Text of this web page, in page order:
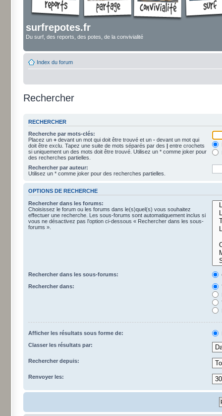
surfrepotes.fr
Du surf, des reports, des potes, de la convivialité
Index du forum
Rechercher
RECHERCHER
Recherche par mots-clés:
Placez un + devant un mot qui doit être trouvé et un - devant un mot qui
doit être exclu. Tapez une suite de mots séparés par des | entre crochets
si uniquement un des mots doit être trouvé. Utilisez un * comme joker pour
des recherches partielles.
Rechercher par auteur:
Utilisez un * comme joker pour des recherches partielles.
OPTIONS DE RECHERCHE
Rechercher dans les forums:
Choisissez le forum ou les forums dans le(s)quel(s) vous souhaitez
effectuer une recherche. Les sous-forums sont automatiquement inclus si
vous ne désactivez pas l’option ci-dessous « Rechercher dans les sous-
forums ».
Rechercher dans les sous-forums:
Rechercher dans:
Afficher les résultats sous forme de:
Classer les résultats par:
Rechercher depuis:
Renvoyer les: